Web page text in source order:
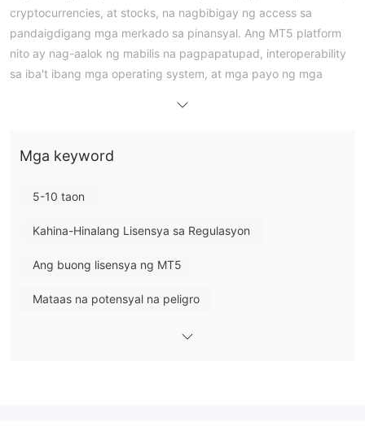
cryptocurrencies, at stocks, na nagbibigay ng access sa
pandaigdigang mga merkado sa pinansyal. Ang MT5 platform
nito ay nag-aalok ng mabilis na pagpapatupad, interoperability
sa iba't ibang mga operating system, at mga payo ng mga
Mga Kalamangan at Disadvantage
Kabilang sa mga item sa pagkalakalan na dala ng ITBfx ang
Ang ITBfx ay nagbibigay ng iba't ibang leverage para sa iba't
Mga keyword
5-10 taon
Kahina-Hinalang Lisensya sa Regulasyon
Ang buong lisensya ng MT5
Mataas na potensyal na peligro